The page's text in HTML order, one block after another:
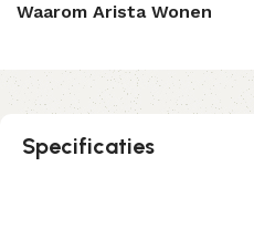
Waarom Arista Wonen
Specificaties